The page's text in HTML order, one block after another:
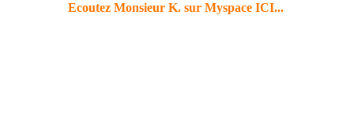
Ecoutez Monsieur K. sur Myspace ICI...